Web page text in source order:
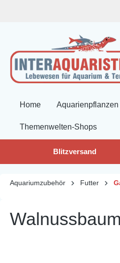
Home Aquarienpflanzen
Themenwelten-Shops
Blitzversand
Aquariumzubehör Futter